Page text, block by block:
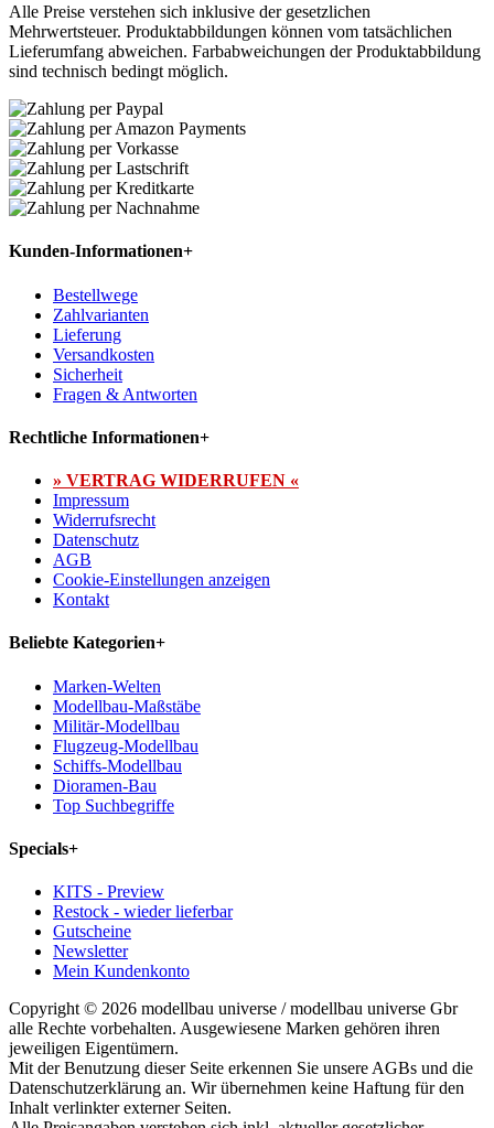
Alle Preise verstehen sich inklusive der gesetzlichen
Mehrwertsteuer. Produktabbildungen können vom tatsächlichen
Lieferumfang abweichen. Farbabweichungen der Produktabbildung
sind technisch bedingt möglich.
Kunden-Informationen+
Bestellwege
Zahlvarianten
Lieferung
Versandkosten
Sicherheit
Fragen & Antworten
Rechtliche Informationen+
» VERTRAG WIDERRUFEN «
Impressum
Widerrufsrecht
Datenschutz
AGB
Cookie-Einstellungen anzeigen
Kontakt
Beliebte Kategorien+
Marken-Welten
Modellbau-Maßstäbe
Militär-Modellbau
Flugzeug-Modellbau
Schiffs-Modellbau
Dioramen-Bau
Top Suchbegriffe
Specials+
KITS - Preview
Restock - wieder lieferbar
Gutscheine
Newsletter
Mein Kundenkonto
Copyright © 2026 modellbau universe / modellbau universe Gbr
alle Rechte vorbehalten. Ausgewiesene Marken gehören ihren
jeweiligen Eigentümern.
Mit der Benutzung dieser Seite erkennen Sie unsere AGBs und die
Datenschutzerklärung an. Wir übernehmen keine Haftung für den
Inhalt verlinkter externer Seiten.